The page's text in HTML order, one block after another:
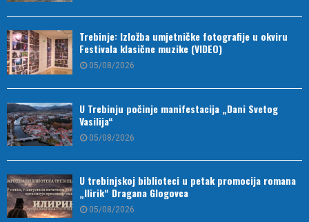
Trebinje: Izložba umjetničke fotografije u okviru
Festivala klasične muzike (VIDEO)
05/08/2026
U Trebinju počinje manifestacija „Dani Svetog
Vasilija“
05/08/2026
U trebinjskoj biblioteci u petak promocija romana
„Ilirik“ Dragana Glogovca
05/08/2026